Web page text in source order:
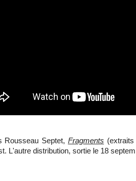
Rousseau Septet, Fragments
L'autre distribution, sortie le 18